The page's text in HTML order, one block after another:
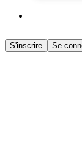
Acheter
Achetez
S'inscrire Se